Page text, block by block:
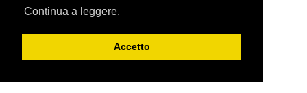
Continua a leggere.
Accetto